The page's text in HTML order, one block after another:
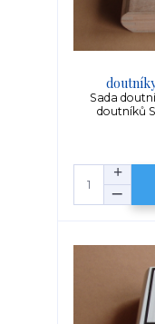
Sada
doutníků